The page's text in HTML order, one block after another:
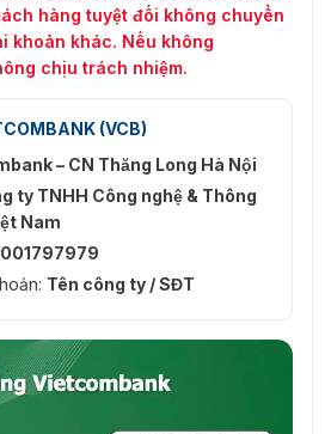
hàng tuyệt đối không chuyển
khoản khác. Nếu không
chịu trách nhiệm.
(VCB)
– CN Thăng Long Hà Nội
ty TNHH Công nghệ & Thông
Nam
Tên công ty / SĐT